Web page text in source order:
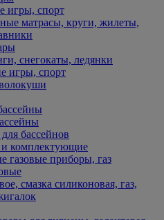
игры, спорт
матрасы, круги, жилеты,
снегокаты, ледянки
игры, спорт
бассейнов
комплектующие
газовые приборы, газ
смазка силиконовая, газ,